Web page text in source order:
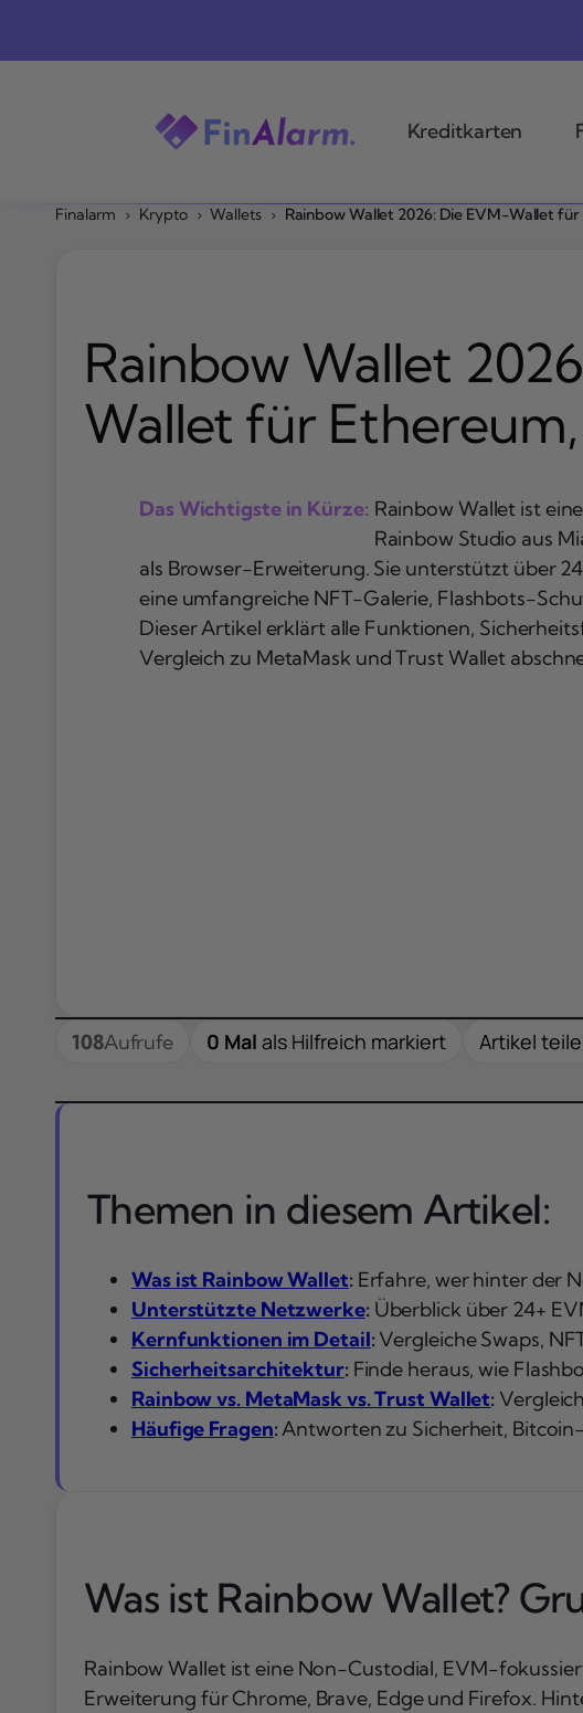
springen
Kreditkarten
Finalarm › Krypto › Wallets › Rainbow Wallet 2026: Die EVM-Wallet für
Rainbow Wallet
Wallet für
Das Wichtigste in Kürze: Rainbow Wallet ist
Rainbow Studio aus
als Browser-Erweiterung. Sie unterstützt über
eine umfangreiche NFT-Galerie, Flashbots-
Dieser Artikel erklärt alle Funktionen,
Vergleich zu MetaMask und Trust Wallet
108Aufrufe 0 Malals Hilfreich markiert Artikel
Themen in diesem Artikel:
Was ist Rainbow Wallet:Erfahre, wer hinter der
Unterstützte Netzwerke:Überblick über 24+
Kernfunktionen im Detail:Vergleiche Swaps,
Sicherheitsarchitektur:Finde heraus, wie
Rainbow vs. MetaMask vs. Trust Wallet:
Häufige Fragen:Antworten zu Sicherheit,
Was ist Rainbow Wallet?
Rainbow Wallet ist eine Non-Custodial, EVM-
Erweiterung für Chrome, Brave, Edge und Firefox.